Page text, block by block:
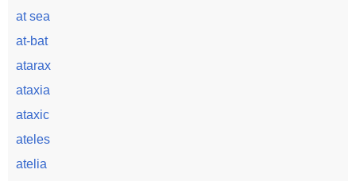
at sea
at-bat
atarax
ataxia
ataxic
ateles
atelia